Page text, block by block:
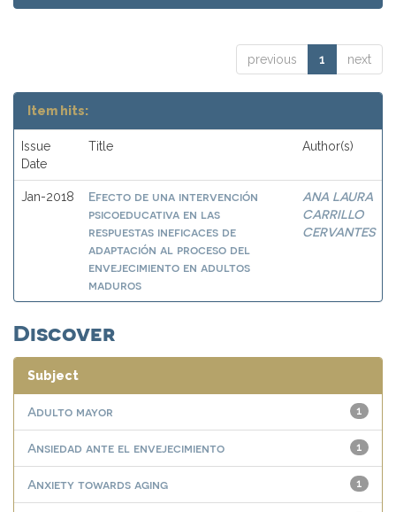
previous 1 next
Item hits:
Issue
Date
Title Author(s)
Jan-2018
Efecto de una intervención
psicoeducativa en las
respuestas ineficaces de
adaptación al proceso del
envejecimiento en adultos
maduros
ANA LAURA
CARRILLO
CERVANTES
Discover
Subject
1
Adulto mayor
1
Ansiedad ante el envejecimiento
1
Anxiety towards aging